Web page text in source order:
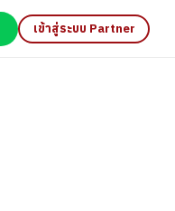
เข้าสู่ระบบ Partner